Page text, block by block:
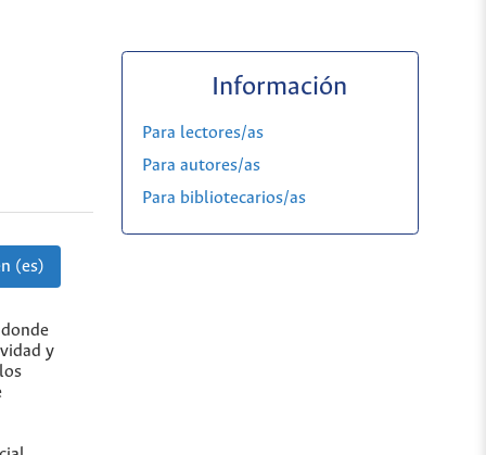
(es)
y
Información
Para lectores/as
Para autores/as
Para bibliotecarios/as